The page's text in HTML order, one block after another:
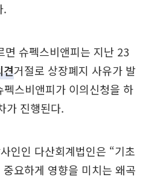
.
면 슈펙스비앤피는 지난 23
견거절로 상장폐지 사유가 발
스비앤피가 이의신청을 하
가 진행된다.
인인 다산회계법인은 “기초
요하게 영향을 미치는 왜곡